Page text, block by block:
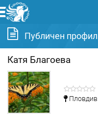
Публичен профил
Катя Благоева
Пловдив